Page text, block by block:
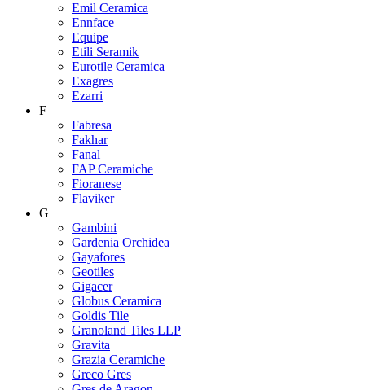
Emil Ceramica
Ennface
Equipe
Etili Seramik
Eurotile Ceramica
Exagres
Ezarri
F
Fabresa
Fakhar
Fanal
FAP Ceramiche
Fioranese
Flaviker
G
Gambini
Gardenia Orchidea
Gayafores
Geotiles
Gigacer
Globus Ceramica
Goldis Tile
Granoland Tiles LLP
Gravita
Grazia Ceramiche
Greco Gres